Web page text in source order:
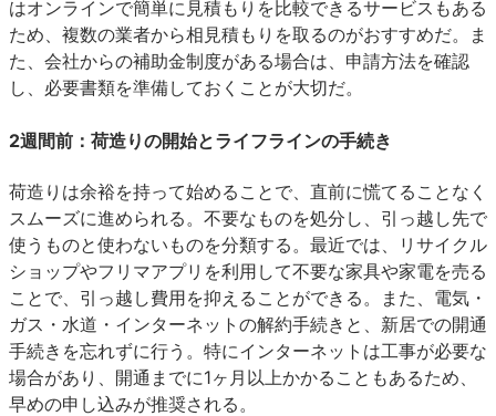
はオンラインで簡単に見積もりを比較できるサービスもある
ため、複数の業者から相見積もりを取るのがおすすめだ。ま
た、会社からの補助金制度がある場合は、申請方法を確認
し、必要書類を準備しておくことが大切だ。
2週間前：荷造りの開始とライフラインの手続き
荷造りは余裕を持って始めることで、直前に慌てることなく
スムーズに進められる。不要なものを処分し、引っ越し先で
使うものと使わないものを分類する。最近では、リサイクル
ショップやフリマアプリを利用して不要な家具や家電を売る
ことで、引っ越し費用を抑えることができる。また、電気・
ガス・水道・インターネットの解約手続きと、新居での開通
手続きを忘れずに行う。特にインターネットは工事が必要な
場合があり、開通までに1ヶ月以上かかることもあるため、
早めの申し込みが推奨される。